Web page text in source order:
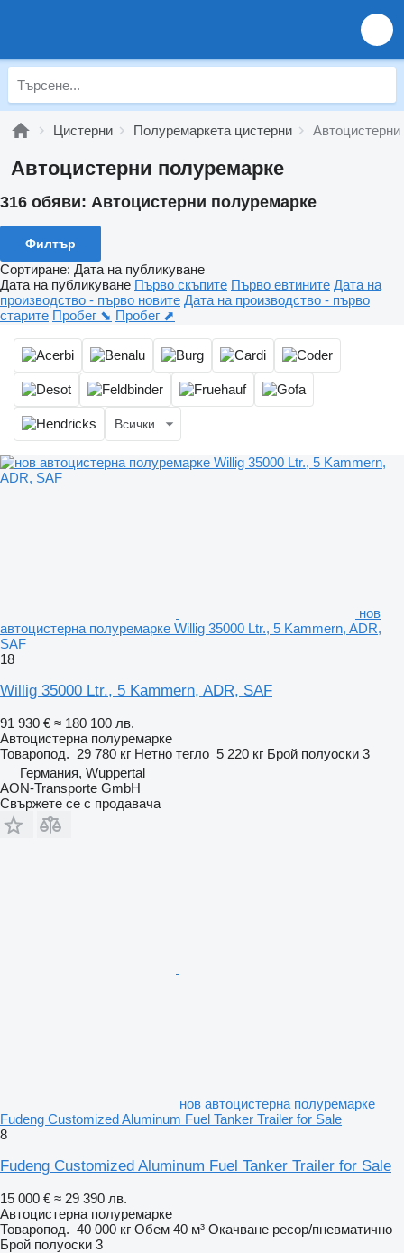
Цистерни Полуремаркета цистерни
Автоцистерни полуремарке
316 обяви: Автоцистерни полуремарке
Филтър
Сортиране: Дата на публикуване
Дата на публикуване Първо скъпите Първо евтините Дата на
производство - първо новите Дата на производство - първо
старите Пробег ⬊ Пробег ⬈
Всички
нов
автоцистерна полуремарке Willig 35000 Ltr., 5 Kammern, ADR,
SAF
18
Willig 35000 Ltr., 5 Kammern, ADR, SAF
91 930 € ≈ 180 100 лв.
Автоцистерна полуремарке
Товаропод. 29 780 кг Нетно тегло 5 220 кг Брой полуоски 3
Германия, Wuppertal
AON-Transporte GmbH
Свържете се с продавача
нов автоцистерна полуремарке
Fudeng Customized Aluminum Fuel Tanker Trailer for Sale
8
Fudeng Customized Aluminum Fuel Tanker Trailer for Sale
15 000 € ≈ 29 390 лв.
Автоцистерна полуремарке
Товаропод. 40 000 кг Обем 40 м³ Окачване ресор/пневматично
Брой полуоски 3